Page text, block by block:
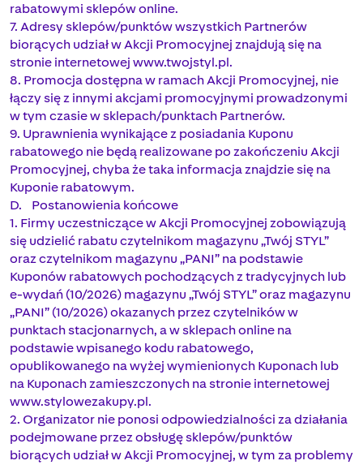
rabatowymi sklepów online.
7. Adresy sklepów/punktów wszystkich Partnerów
biorących udział w Akcji Promocyjnej znajdują się na
stronie internetowej www.twojstyl.pl.
8. Promocja dostępna w ramach Akcji Promocyjnej, nie
łączy się z innymi akcjami promocyjnymi prowadzonymi
w tym czasie w sklepach/punktach Partnerów.
9. Uprawnienia wynikające z posiadania Kuponu
rabatowego nie będą realizowane po zakończeniu Akcji
Promocyjnej, chyba że taka informacja znajdzie się na
Kuponie rabatowym.
D. Postanowienia końcowe
1. Firmy uczestniczące w Akcji Promocyjnej zobowiązują
się udzielić rabatu czytelnikom magazynu „Twój STYL”
oraz czytelnikom magazynu „PANI” na podstawie
Kuponów rabatowych pochodzących z tradycyjnych lub
e-wydań (10/2026) magazynu „Twój STYL” oraz magazynu
„PANI” (10/2026) okazanych przez czytelników w
punktach stacjonarnych, a w sklepach online na
podstawie wpisanego kodu rabatowego,
opublikowanego na wyżej wymienionych Kuponach lub
na Kuponach zamieszczonych na stronie internetowej
www.stylowezakupy.pl.
2. Organizator nie ponosi odpowiedzialności za działania
podejmowane przez obsługę sklepów/punktów
biorących udział w Akcji Promocyjnej, w tym za problemy